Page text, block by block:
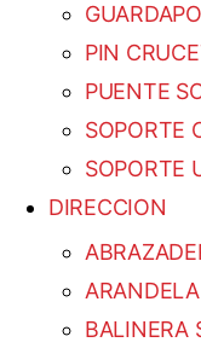
PIN
PUENTE
SOPORTE
SOPORTE
DIRECCION
BALINERA